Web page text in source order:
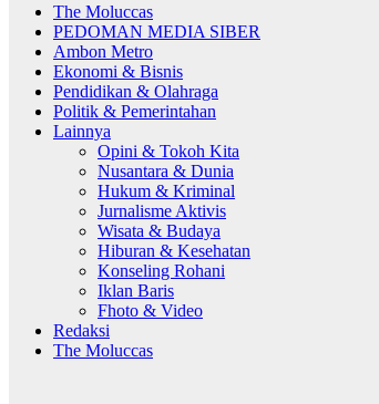
The Moluccas
PEDOMAN MEDIA SIBER
Ambon Metro
Ekonomi & Bisnis
Pendidikan & Olahraga
Politik & Pemerintahan
Lainnya
Opini & Tokoh Kita
Nusantara & Dunia
Hukum & Kriminal
Jurnalisme Aktivis
Wisata & Budaya
Hiburan & Kesehatan
Konseling Rohani
Iklan Baris
Fhoto & Video
Redaksi
The Moluccas